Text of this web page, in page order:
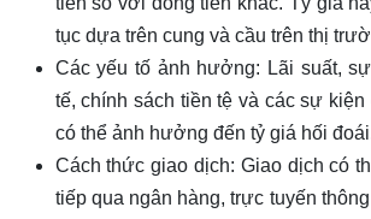
tục dựa trên cung và cầu trên thị
Các yếu tố ảnh hưởng: Lãi suất,
tế, chính sách tiền tệ và các sự
có thể ảnh hưởng đến tỷ giá hối
Cách thức giao dịch: Giao dịch có
tiếp qua ngân hàng, trực tuyến